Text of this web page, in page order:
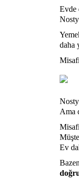
Evde
daha
Ama
Ev